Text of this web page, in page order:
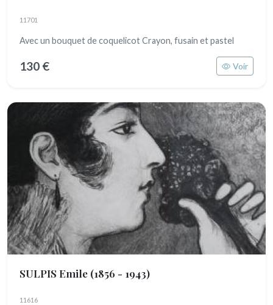
11701
Avec un bouquet de coquelicot Crayon, fusain et pastel
130 € Voir
SULPIS Emile (1856 - 1943)
11616